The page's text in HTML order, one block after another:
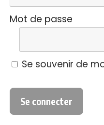
Mot de passe
Se souvenir de